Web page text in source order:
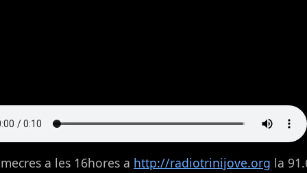
a les 16hores a http://radiotrinijove.org la